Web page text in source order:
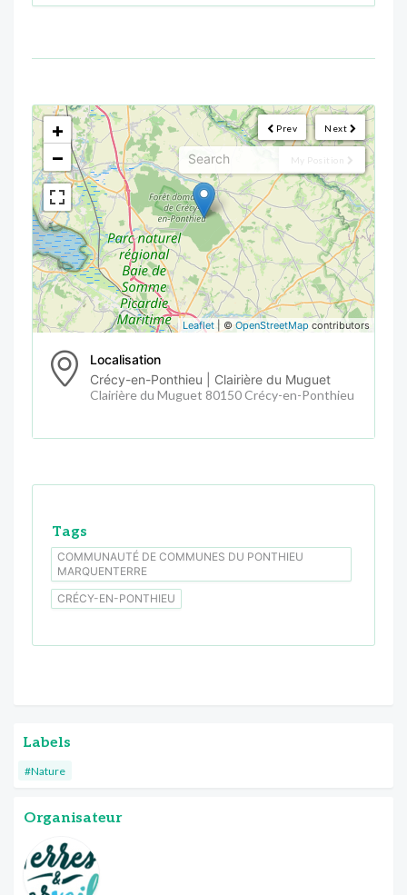
Next
Prev
My Position
<!---->
+
−
Leaflet | ©OpenStreetMap contributors
Localisation
Crécy-en-Ponthieu | Clairière du Muguet
Clairière du Muguet 80150 Crécy-en-Ponthieu
Tags
COMMUNAUTÉ DE COMMUNES DU PONTHIEU
MARQUENTERRE
CRÉCY-EN-PONTHIEU
Labels
#Nature
Organisateur